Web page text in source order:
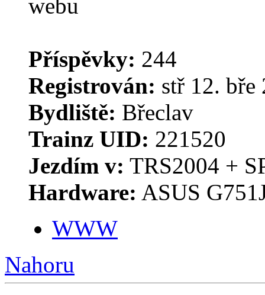
Příspěvky: 244
Registrován: stř 12. bře
Bydliště: Břeclav
Trainz UID: 221520
Jezdím v: TRS2004 +
Hardware: ASUS
WWW
Nahoru